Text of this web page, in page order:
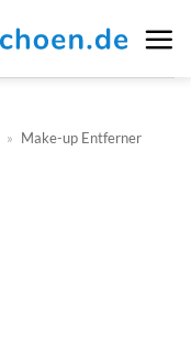
» Make-up Entferner